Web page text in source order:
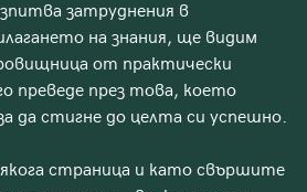
затруднения в
на знания, ще видим
от практически
преведе през това, което
да стигне до целта си успешно.
страница и като свършите